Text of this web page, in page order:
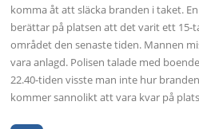
komma åt att släcka branden i taket.
berättar på platsen att det varit ett
området den senaste tiden. Mannen
vara anlagd. Polisen talade med
22.40-tiden visste man inte hur
kommer sannolikt att vara kvar på